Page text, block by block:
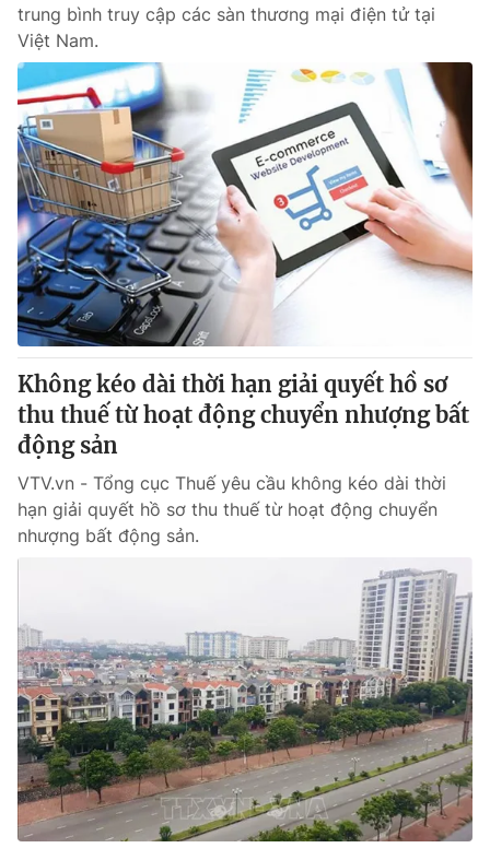
trung bình truy cập các sàn thương mại điện tử tại
Việt Nam.
Không kéo dài thời hạn giải quyết hồ sơ
thu thuế từ hoạt động chuyển nhượng bất
động sản
VTV.vn - Tổng cục Thuế yêu cầu không kéo dài thời
hạn giải quyết hồ sơ thu thuế từ hoạt động chuyển
nhượng bất động sản.